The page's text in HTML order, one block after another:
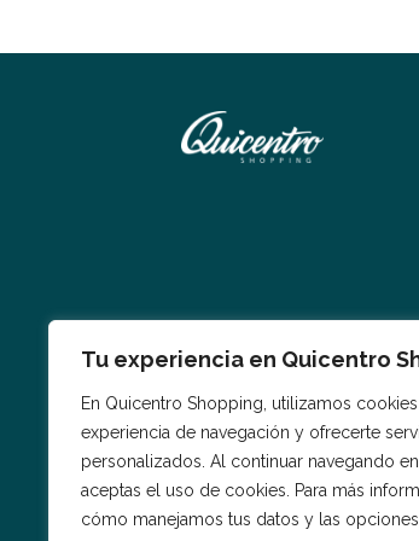
Tu experiencia en Quicentro
En Quicentro Shopping, utilizamos
experiencia de navegación y ofrecerte
personalizados. Al continuar navegando
aceptas el uso de cookies. Para más
cómo manejamos tus datos y las